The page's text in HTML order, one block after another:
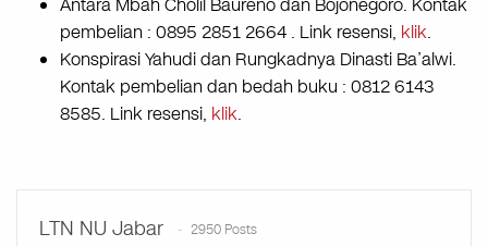
pembelian : 0895 2851 2664 . Link resensi, klik.
Konspirasi Yahudi dan Rungkadnya Dinasti Ba’alwi.
Kontak pembelian dan bedah buku : 0812 6143
8585. Link resensi, klik.
LTN NU Jabar 2950 Posts